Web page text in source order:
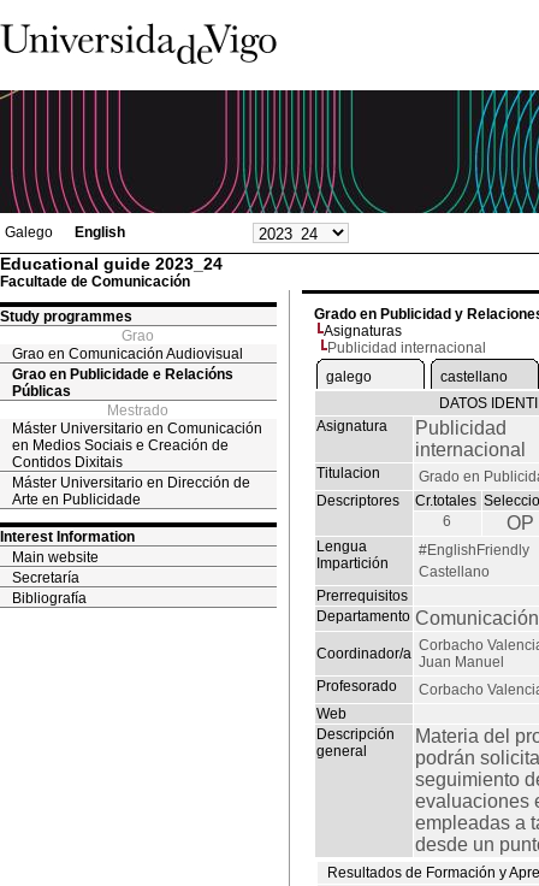
Galego English
Educational guide 2023_24
Facultade de Comunicación
Study programmes
Grao
Grao en Comunicación Audiovisual
Grao en Publicidade e Relacións
Públicas
Mestrado
Máster Universitario en Comunicación
en Medios Sociais e Creación de
Contidos Dixitais
Máster Universitario en Dirección de
Arte en Publicidade
Interest Information
Main website
Secretaría
Bibliografía
Grado en Publicidad y
Asignaturas
Publicidad internacional
galego
castellano
DATOS
Asignatura
Publicidad
internacional
Titulacion
Grado en
Descriptores
Cr.totales
6
OP
Lengua
Impartición
#EnglishFriendly
Castellano
Prerrequisitos
Departamento
Coordinador/a Corbacho
Juan Manuel
Profesorado
Corbacho
Web
Descripción
general
Materia del
podrán
seguimiento
evaluaciones
empleadas a
desde un
Resultados de Formación y